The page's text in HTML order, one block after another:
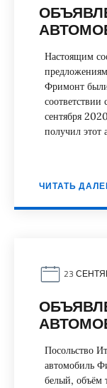
Настоящим
Фримонт
сентября
получил этот
ЧИТАТЬ
23
Посольство
автомобиль
белый, объём